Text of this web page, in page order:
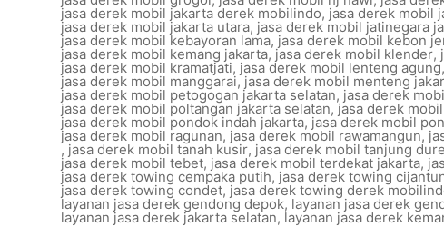
jasa derek mobil jakarta derek mobilindo, jasa derek mobil
jasa derek mobil jakarta utara, jasa derek mobil jatinegara
jasa derek mobil kebayoran lama, jasa derek mobil kebon
jasa derek mobil kemang jakarta, jasa derek mobil klender,
jasa derek mobil kramatjati, jasa derek mobil lenteng agung,
jasa derek mobil manggarai, jasa derek mobil menteng
jasa derek mobil petogogan jakarta selatan, jasa derek
jasa derek mobil poltangan jakarta selatan,jasa derek
jasa derek mobil pondok indah jakarta, jasa derek mobil
jasa derek mobil ragunan, jasa derek mobil rawamangun,
, jasa derek mobil tanah kusir, jasa derek mobil tanjung
jasa derek mobil tebet, jasa derek mobil terdekat jakarta,
jasa derek towing cempaka putih, jasa derek towing
jasa derek towing condet, jasa derek towing derek
layanan jasa derek gendong depok, layanan jasa derek
layanan jasa derek jakarta selatan, layanan jasa derek